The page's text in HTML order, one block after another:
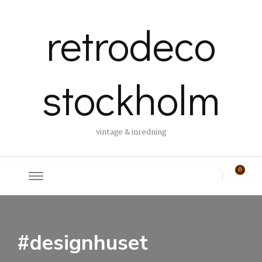
retrodeco
stockholm
vintage & inredning
0
#designhuset